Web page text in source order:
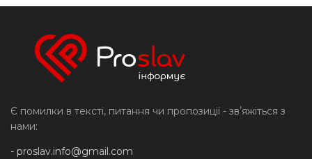
Є помилки в тексті, питання чи пропозиції - звʼяжіться з
нами:
- proslav.info@gmail.com